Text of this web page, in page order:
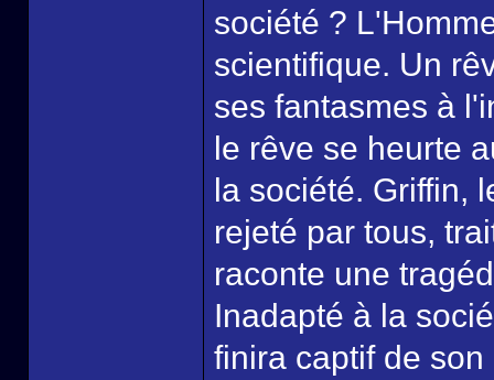
société ?
scientifique. Un
ses fantasmes à
le rêve se heurte
la société. Griffin,
rejeté par tous,
raconte une
Inadapté à la
finira captif de